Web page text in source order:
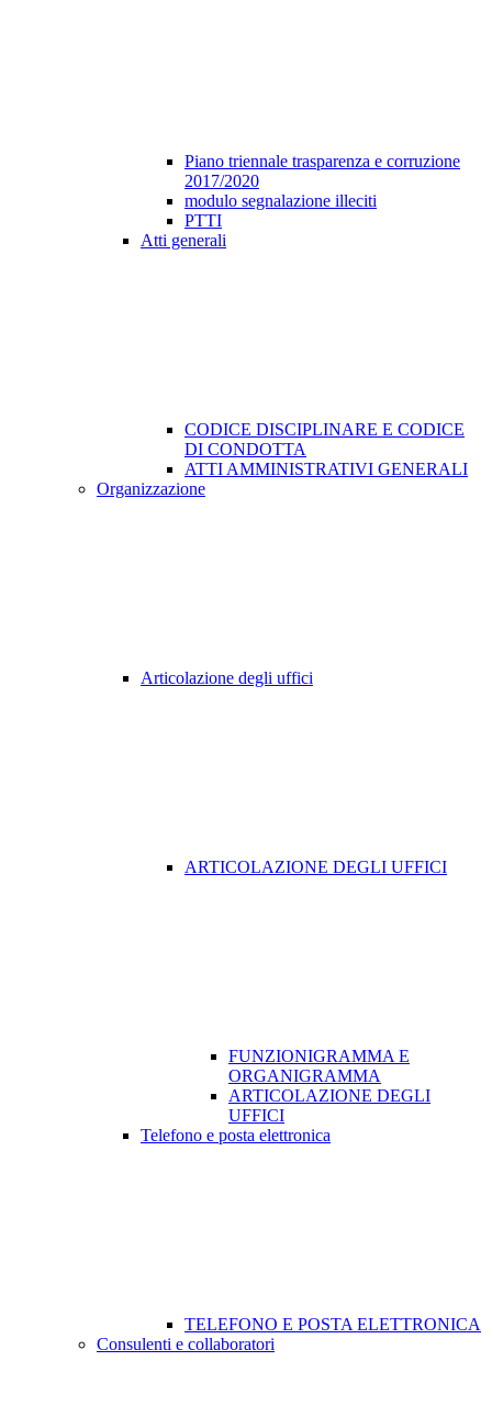
Piano triennale trasparenza e corruzione
2017/2020
modulo segnalazione illeciti
PTTI
Atti generali
CODICE DISCIPLINARE E CODICE
DI CONDOTTA
ATTI AMMINISTRATIVI GENERALI
Organizzazione
Articolazione degli uffici
ARTICOLAZIONE DEGLI UFFICI
FUNZIONIGRAMMA E
ORGANIGRAMMA
ARTICOLAZIONE DEGLI
UFFICI
Telefono e posta elettronica
TELEFONO E POSTA ELETTRONICA
Consulenti e collaboratori